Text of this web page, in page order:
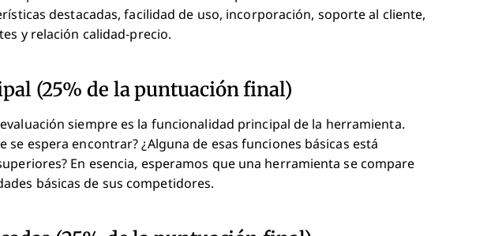
destacadas, facilidad de uso, incorporación, soporte al cliente,
y relación calidad-precio.
(25% de la puntuación final)
siempre es la funcionalidad principal de la herramienta.
se espera encontrar? ¿Alguna de esas funciones básicas está
En esencia, esperamos que una herramienta se compare
básicas de sus competidores.